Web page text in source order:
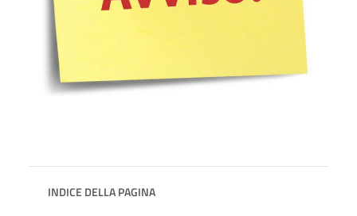
INDICE DELLA PAGINA